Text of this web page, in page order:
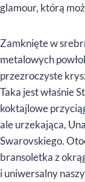
glamour, którą
Zamknięte w
metalowych
przezroczyste
Taka jest właśnie
koktajlowe
ale urzekająca,
Swarovskiego.
bransoletka z
i uniwersalny